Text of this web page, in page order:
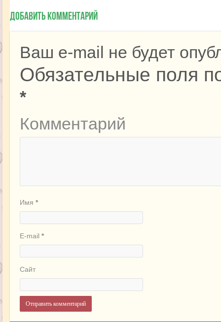
Добавить комментарий
Ваш e-mail не будет
Обязательные поля
*
Комментарий
Имя *
E-mail *
Сайт